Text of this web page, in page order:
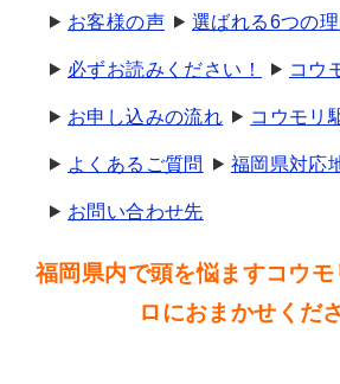
お客様の声 選ばれる6つの
必ずお読みください！ コウ
お申し込みの流れ コウモリ
よくあるご質問 福岡県対応
お問い合わせ先
福岡県内で頭を悩ますコウ
ロにおまかせくだ